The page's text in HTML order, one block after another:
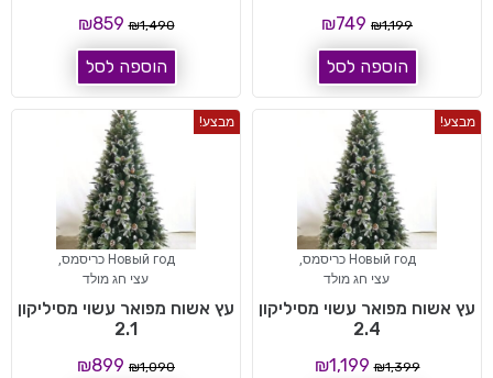
₪1,199
₪749
הוספה לסל
₪1,490
₪859
הוספה לסל
מבצע!
Новый год כריסמס
,
עצי חג מולד
עץ אשוח מפואר עשוי מסיליקון
2.4
₪1,399
₪1,199
מבצע!
Новый год כריסמס
,
עצי חג מולד
עץ אשוח מפואר עשוי מסיליקון
2.1
₪1,090
₪899